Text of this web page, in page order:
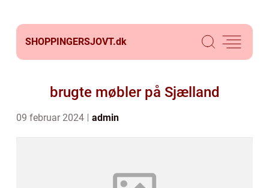
SHOPPINGERSJOVT.dk
brugte møbler på Sjælland
09 februar 2024 admin